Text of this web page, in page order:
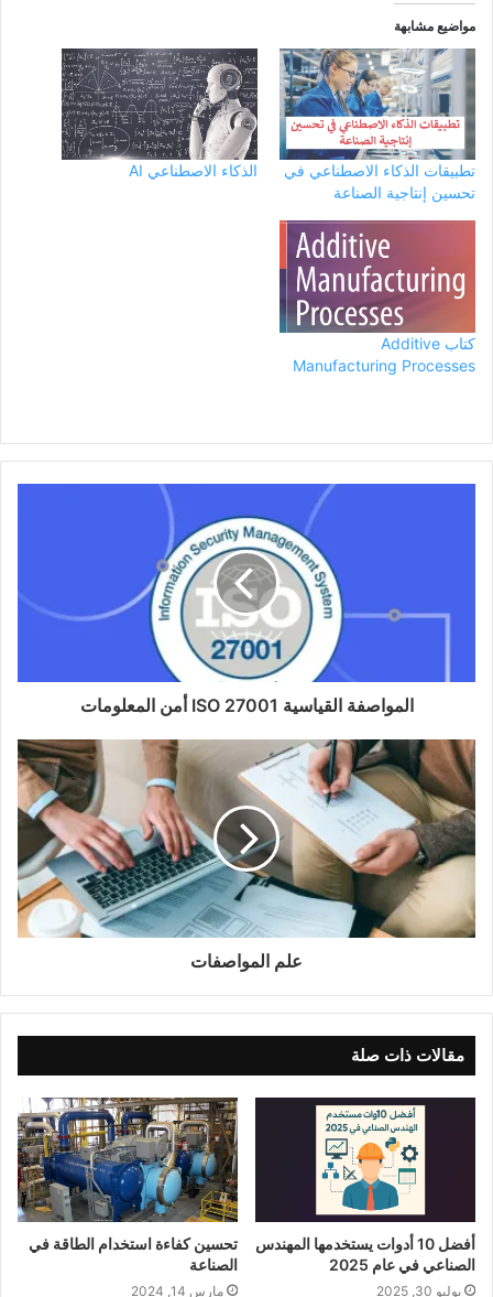
مواضيع مشابهة
تطبيقات الذكاء الاصطناعي في
تحسين إنتاجية الصناعة
الذكاء الاصطناعي AI
كتاب Additive
Manufacturing Processes
المواصفة القياسية ISO 27001 أمن المعلومات
علم المواصفات
مقالات ذات صلة
أفضل 10 أدوات يستخدمها المهندس
الصناعي في عام 2025
يوليو 30, 2025
تحسين كفاءة استخدام الطاقة في
الصناعة
مارس 14, 2024